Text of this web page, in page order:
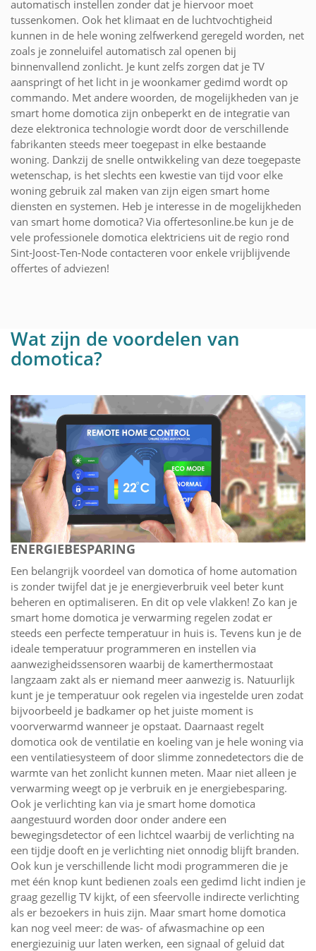
automatisch instellen zonder dat je hiervoor moet
tussenkomen. Ook het klimaat en de luchtvochtigheid
kunnen in de hele woning zelfwerkend geregeld worden, net
zoals je zonneluifel automatisch zal openen bij
binnenvallend zonlicht. Je kunt zelfs zorgen dat je TV
aanspringt of het licht in je woonkamer gedimd wordt op
commando. Met andere woorden, de mogelijkheden van je
smart home domotica zijn onbeperkt en de integratie van
deze elektronica technologie wordt door de verschillende
fabrikanten steeds meer toegepast in elke bestaande
woning. Dankzij de snelle ontwikkeling van deze toegepaste
wetenschap, is het slechts een kwestie van tijd voor elke
woning gebruik zal maken van zijn eigen smart home
diensten en systemen. Heb je interesse in de mogelijkheden
van smart home domotica? Via offertesonline.be kun je de
vele professionele domotica elektriciens uit de regio rond
Sint-Joost-Ten-Node contacteren voor enkele vrijblijvende
offertes of adviezen!
Wat zijn de voordelen van
domotica?
ENERGIEBESPARING
Een belangrijk voordeel van domotica of home automation
is zonder twijfel dat je je energieverbruik veel beter kunt
beheren en optimaliseren. En dit op vele vlakken! Zo kan je
smart home domotica je verwarming regelen zodat er
steeds een perfecte temperatuur in huis is. Tevens kun je de
ideale temperatuur programmeren en instellen via
aanwezigheidssensoren waarbij de kamerthermostaat
langzaam zakt als er niemand meer aanwezig is. Natuurlijk
kunt je je temperatuur ook regelen via ingestelde uren zodat
bijvoorbeeld je badkamer op het juiste moment is
voorverwarmd wanneer je opstaat. Daarnaast regelt
domotica ook de ventilatie en koeling van je hele woning via
een ventilatiesysteem of door slimme zonnedetectors die de
warmte van het zonlicht kunnen meten. Maar niet alleen je
verwarming weegt op je verbruik en je energiebesparing.
Ook je verlichting kan via je smart home domotica
aangestuurd worden door onder andere een
bewegingsdetector of een lichtcel waarbij de verlichting na
een tijdje dooft en je verlichting niet onnodig blijft branden.
Ook kun je verschillende licht modi programmeren die je
met één knop kunt bedienen zoals een gedimd licht indien je
graag gezellig TV kijkt, of een sfeervolle indirecte verlichting
als er bezoekers in huis zijn. Maar smart home domotica
kan nog veel meer: de was- of afwasmachine op een
energiezuinig uur laten werken, een signaal of geluid dat